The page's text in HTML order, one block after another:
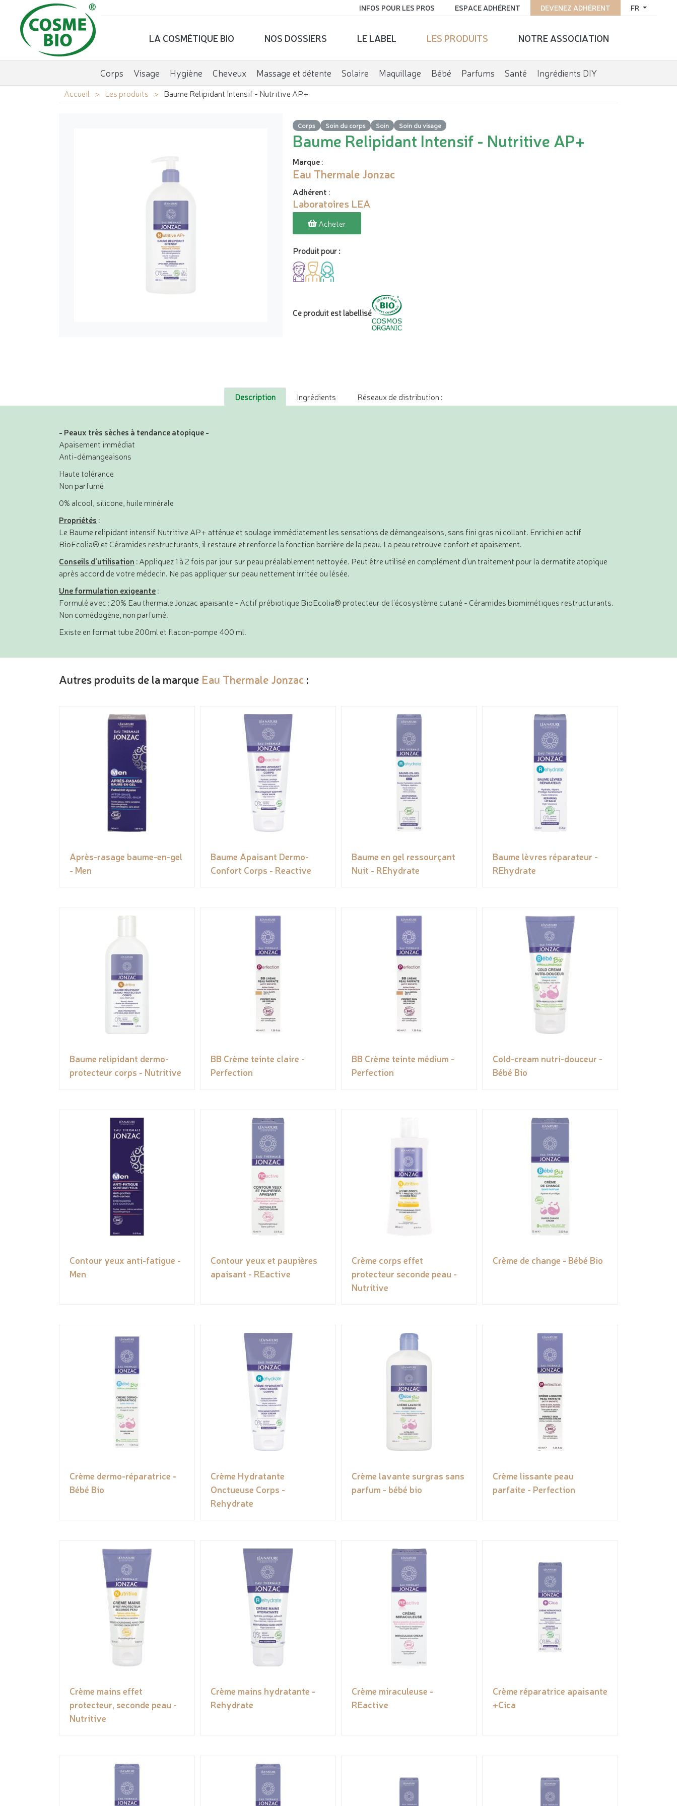
FR
DEVENEZ ADHÉRENT
ESPACE ADHÉRENT
INFOS POUR LES PROS
LA COSMÉTIQUE BIO NOS DOSSIERS LE LABEL LES PRODUITS NOTRE ASSOCIATION
Corps Visage Hygiène Cheveux Massage et détente Solaire Maquillage Bébé Parfums Santé Ingrédients DIY
Accueil Les produits Baume Relipidant Intensif - Nutritive AP+
Corps Soin du corps Soin Soin du visage
Baume Relipidant Intensif - Nutritive AP+
Marque:
Eau Thermale Jonzac
Adhérent :
Laboratoires LEA
Acheter
Produit pour :
Ce produit est labellisé
Description Ingrédients Réseaux de distribution :
- Peaux très sèches à tendance atopique -
Apaisement immédiat
Anti-démangeaisons
Haute tolérance
Non parfumé
0% alcool, silicone, huile minérale
Propriétés :
Le Baume relipidant intensif Nutritive AP+ atténue et soulage immédiatement les sensations de démangeaisons, sans fini gras ni collant. Enrichi en actif
BioEcolia® et Céramides restructurants, il restaure et renforce la fonction barrière de la peau. La peau retrouve confort et apaisement.
Conseils d'utilisation : Appliquez 1 à 2 fois par jour sur peau préalablement nettoyée. Peut être utilisé en complément d'un traitement pour la dermatite atopique
après accord de votre médecin. Ne pas appliquer sur peau nettement irritée ou lésée.
Une formulation exigeante:
Formulé avec : 20% Eau thermale Jonzac apaisante - Actif prébiotique BioEcolia® protecteur de l'écosystème cutané - Céramides biomimétiques restructurants.
Non comédogène, non parfumé.
Existe en format tube 200ml et flacon-pompe 400 ml.
Autres produits de la marque Eau Thermale Jonzac :
Après-rasage baume-en-gel
- Men
Baume Apaisant Dermo-
Confort Corps - Reactive
Baume en gel ressourçant
Nuit - REhydrate
Baume lèvres réparateur -
REhydrate
Baume relipidant dermo-
protecteur corps - Nutritive
BB Crème teinte claire -
Perfection
BB Crème teinte médium -
Perfection
Cold-cream nutri-douceur -
Bébé Bio
Contour yeux anti-fatigue -
Men
Contour yeux et paupières
apaisant - REactive
Crème corps effet
protecteur seconde peau -
Nutritive
Crème de change - Bébé Bio
Crème dermo-réparatrice -
Bébé Bio
Crème Hydratante
Onctueuse Corps -
Rehydrate
Crème lavante surgras sans
parfum - bébé bio
Crème lissante peau
parfaite - Perfection
Crème mains effet
protecteur, seconde peau -
Nutritive
Crème mains hydratante -
Rehydrate
Crème miraculeuse -
REactive
Crème réparatrice apaisante
+Cica